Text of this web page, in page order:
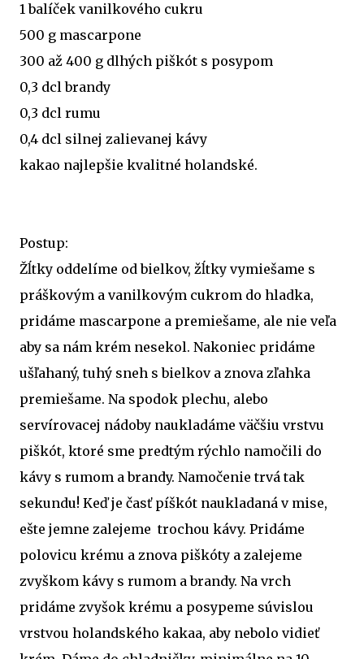
1 balíček vanilkového cukru
500 g mascarpone
300 až 400 g dlhých piškót s posypom
0,3 dcl brandy
0,3 dcl rumu
0,4 dcl silnej zalievanej kávy
kakao najlepšie kvalitné holandské.
Postup:
Žĺtky oddelíme od bielkov, žĺtky vymiešame s
práškovým a vanilkovým cukrom do hladka,
pridáme mascarpone a premiešame, ale nie veľa
aby sa nám krém nesekol. Nakoniec pridáme
ušľahaný, tuhý sneh s bielkov a znova zľahka
premiešame. Na spodok plechu, alebo
servírovacej nádoby naukladáme väčšiu vrstvu
piškót, ktoré sme predtým rýchlo namočili do
kávy s rumom a brandy. Namočenie trvá tak
sekundu! Keď je časť píškót naukladaná v mise,
ešte jemne zalejeme trochou kávy. Pridáme
polovicu krému a znova piškóty a zalejeme
zvyškom kávy s rumom a brandy. Na vrch
pridáme zvyšok krému a posypeme súvislou
vrstvou holandského kakaa, aby nebolo vidieť